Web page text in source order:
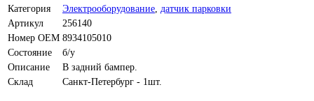
Категория
Электрооборудование датчик парковки
Артикул
256140
Номер OEM 8934105010
Состояние
б/у
Описание
В задний бампер.
Склад
Санкт-Петербург - 1шт.